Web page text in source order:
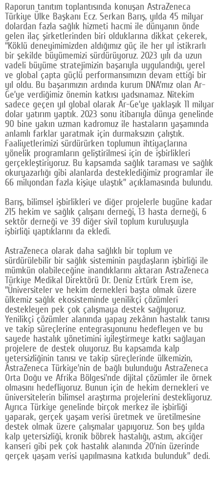
Raporun tanıtım toplantısında konuşan AstraZeneca
Türkiye Ülke Başkanı Ecz. Serkan Barış, yılda 45 milyar
dolardan fazla sağlık hizmeti hacmi ile dünyanın önde
gelen ilaç şirketlerinden biri olduklarına dikkat çekerek,
“Köklü deneyimimizden aldığımız güç ile her yıl istikrarlı
bir şekilde büyümemizi sürdürüyoruz. 2023 yılı da uzun
vadeli büyüme stratejimizin başarıyla uygulandığı, yerel
ve global çapta güçlü performansımızın devam ettiği bir
yıl oldu. Bu başarımızın ardında kurum DNA’mız olan Ar-
Ge’ye verdiğimiz önemin katkısı yadsınamaz. Nitekim
sadece geçen yıl global olarak Ar-Ge’ye yaklaşık 11 milyar
dolar yatırım yaptık. 2023 sonu itibarıyla dünya genelinde
90 bine yakın uzman kadromuz ile hastaların yaşamında
anlamlı farklar yaratmak için durmaksızın çalıştık.
Faaliyetlerimizi sürdürürken toplumun ihtiyaçlarına
yönelik programların geliştirilmesi için de işbirlikleri
gerçekleştiriyoruz. Bu kapsamda sağlık taraması ve sağlık
okuryazarlığı gibi alanlarda desteklediğimiz programlar ile
66 milyondan fazla kişiye ulaştık” açıklamasında bulundu.
Barış, bilimsel işbirlikleri ve diğer projelerle bugüne kadar
215 hekim ve sağlık çalışanı derneği, 13 hasta derneği, 6
sektör derneği ve 39 diğer sivil toplum kuruluşuyla
işbirliği yaptıklarını da ekledi.
AstraZeneca olarak daha sağlıklı bir toplum ve
sürdürülebilir bir sağlık sisteminin paydaşların işbirliği ile
mümkün olabileceğine inandıklarını aktaran AstraZeneca
Türkiye Medikal Direktörü Dr. Deniz Ertürk Erem ise,
“Üniversiteler ve hekim dernekleri başta olmak üzere
ülkemiz sağlık ekosisteminde yenilikçi çözümleri
destekleyen pek çok çalışmaya destek sağlıyoruz.
Yenilikçi çözümler alanında yapay zekânın hastalık tanısı
ve takip süreçlerine entegrasyonunu hedefleyen ve bu
sayede hastalık yönetimini iyileştirmeye katkı sağlayan
projelere de destek oluyoruz. Bu kapsamda kalp
yetersizliğinin tanısı ve takip süreçlerinde ülkemizin,
AstraZeneca Türkiye’nin de bağlı bulunduğu AstraZeneca
Orta Doğu ve Afrika Bölgesi’nde dijital çözümler ile örnek
olmasını hedefliyoruz. Bunun için de hekim dernekleri ve
üniversitelerin bilimsel araştırma projelerini destekliyoruz.
Ayrıca Türkiye genelinde birçok merkez ile işbirliği
yaparak, gerçek yaşam verisi üretmek ve üretilmesine
destek olmak üzere çalışmalar yapıyoruz. Son beş yılda
kalp yetersizliği, kronik böbrek hastalığı, astım, akciğer
kanseri gibi pek çok hastalık alanında 20’nin üzerinde
gerçek yaşam verisi yapılmasına katkıda bulunduk” dedi.